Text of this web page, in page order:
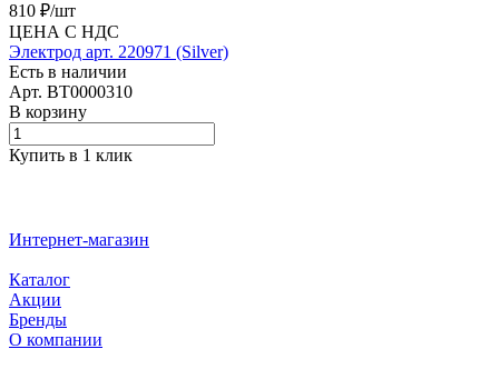
810 ₽/шт
ЦЕНА С НДС
Электрод арт. 220971 (Silver)
Есть в наличии
Арт. BT0000310
В корзину
Купить в 1 клик
Интернет-магазин
Каталог
Акции
Бренды
О компании